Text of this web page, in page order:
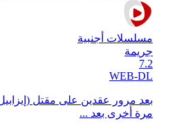
مسلسلات أجنبية
جريمة
7.2
WEB-DL
بعد مرور عقدين على مقتل
مرة أخرى بعد ...